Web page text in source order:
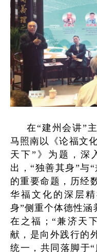
在“建州会讲”
马照南以《论福文
天下”》为题，深
出，“独善其身”与
的重要命题，历经
华福文化的深层
身”侧重个体德性涵
在之福；“兼济天
献，是向外践行的
统一，共同落脚于